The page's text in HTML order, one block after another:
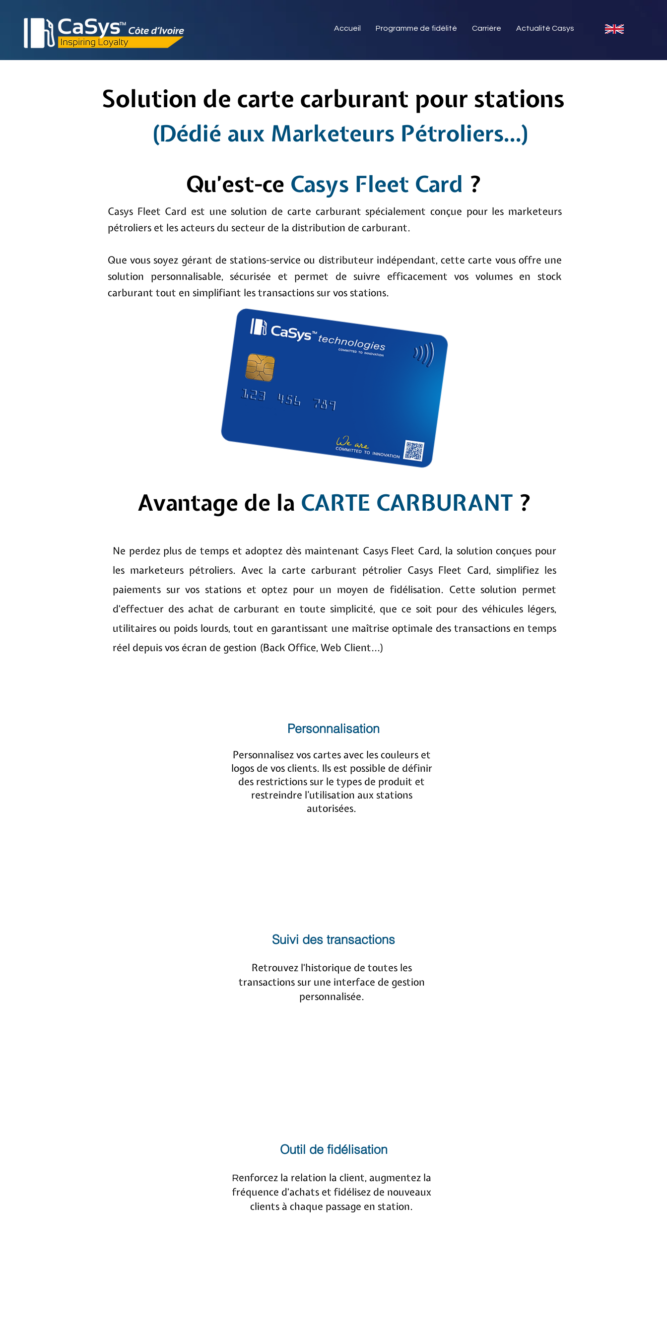
Accueil Programme de fidélité Carrière Actualité Casys
Solution de carte carburant pour stations
(Dédié aux Marketeurs Pétroliers...)
Qu’est-ce Casys Fleet Card ?
Casys Fleet Card est une solution de carte carburant spécialement conçue pour les marketeurs
pétroliers et les acteurs du secteur de la distribution de carburant.
Que vous soyez gérant de stations-service ou distributeur indépendant, cette carte vous offre une
solution personnalisable, sécurisée et permet de suivre efficacement vos volumes en stock
carburant tout en simplifiant les transactions sur vos stations.
Avantage de la CARTE CARBURANT ?
Ne perdez plus de temps et adoptez dès maintenant Casys Fleet Card, la solution conçues pour
les marketeurs pétroliers. Avec la carte carburant pétrolier Casys Fleet Card, simplifiez les
paiements sur vos stations et optez pour un moyen de fidélisation. Cette solution permet
d'effectuer des achat de carburant en toute simplicité, que ce soit pour des véhicules légers,
utilitaires ou poids lourds, tout en garantissant une maîtrise optimale des transactions en temps
réel depuis vos écran de gestion (Back Office, Web Client...)
Personnalisation
Personnalisez vos cartes avec les couleurs et
logos de vos clients. Ils est possible de définir
des restrictions sur le types de produit et
restreindre l’utilisation aux stations
autorisées.
Suivi des transactions
Retrouvez l'historique de toutes les
transactions sur une interface de gestion
personnalisée.
Outil de fidélisation
Renforcez la relation la client, augmentez la
fréquence d'achats et fidélisez de nouveaux
clients à chaque passage en station.